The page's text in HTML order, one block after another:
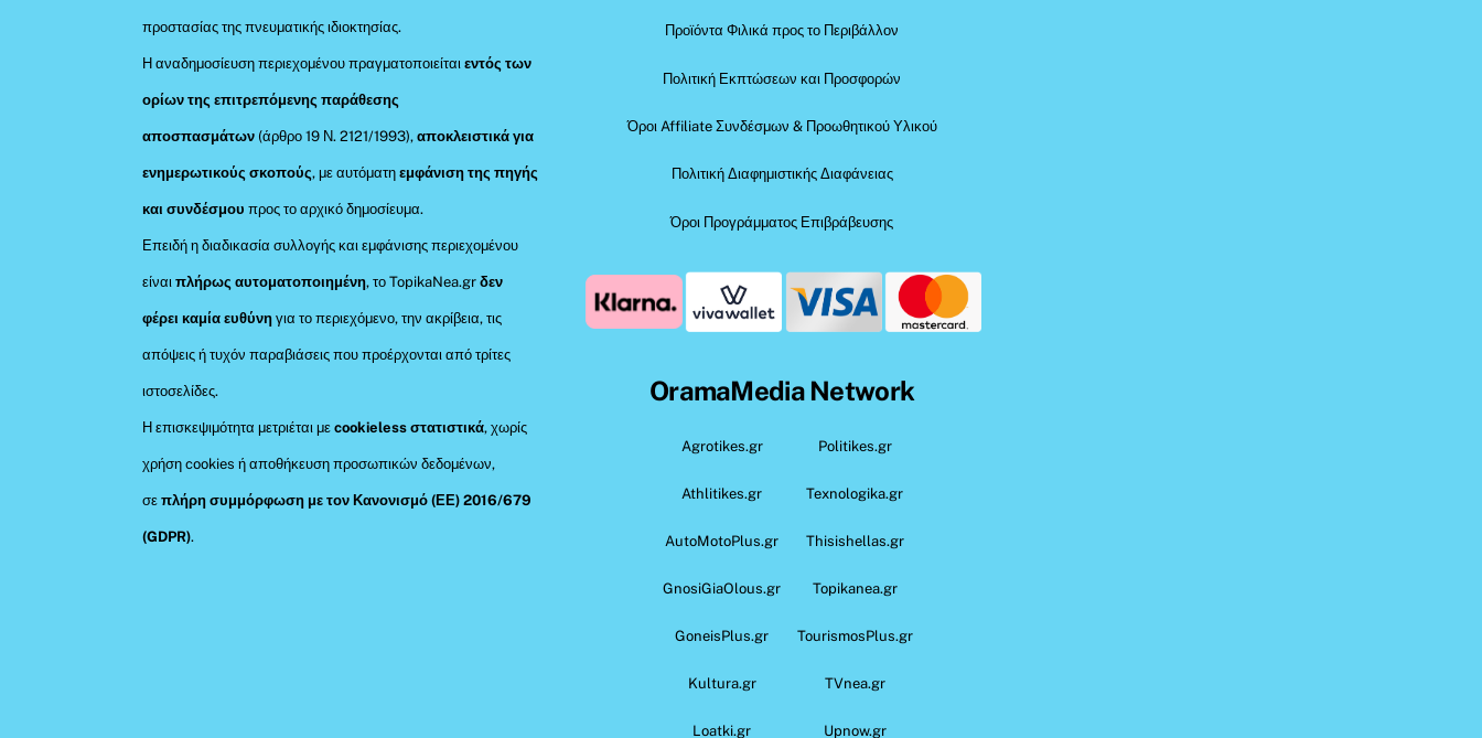
προστασίας της πνευματικής ιδιοκτησίας.
Η αναδημοσίευση περιεχομένου πραγματοποιείταιεντός των
ορίων της επιτρεπόμενης παράθεσης
αποσπασμάτων (άρθρο 19 Ν. 2121/1993), αποκλειστικά για
ενημερωτικούς σκοπούς, με αυτόματηεμφάνιση της πηγής
και συνδέσμου προς το αρχικό δημοσίευμα.
Επειδή η διαδικασία συλλογής και εμφάνισης περιεχομένου
είναιπλήρως αυτοματοποιημένη, το TopikaNea.grδεν
φέρει καμία ευθύνη για το περιεχόμενο, την ακρίβεια, τις
απόψεις ή τυχόν παραβιάσεις που προέρχονται από τρίτες
ιστοσελίδες.
Η επισκεψιμότητα μετριέται μεcookieless στατιστικά, χωρίς
χρήση cookies ή αποθήκευση προσωπικών δεδομένων,
σεπλήρη συμμόρφωση με τον Κανονισμό (ΕΕ) 2016/679
(GDPR).
Προϊόντα Φιλικά προς το Περιβάλλον
Πολιτική Εκπτώσεων και Προσφορών
Όροι Affiliate Συνδέσμων & Προωθητικού Υλικού
Πολιτική Διαφημιστικής Διαφάνειας
Όροι Προγράμματος Επιβράβευσης
OramaMedia Network
Agrotikes.gr Politikes.gr
Athlitikes.gr Texnologika.gr
AutoMotoPlus.gr Thisishellas.gr
GnosiGiaOlous.gr Topikanea.gr
GoneisPlus.gr TourismosPlus.gr
Kultura.gr TVnea.gr
Loatki.gr Upnow.gr